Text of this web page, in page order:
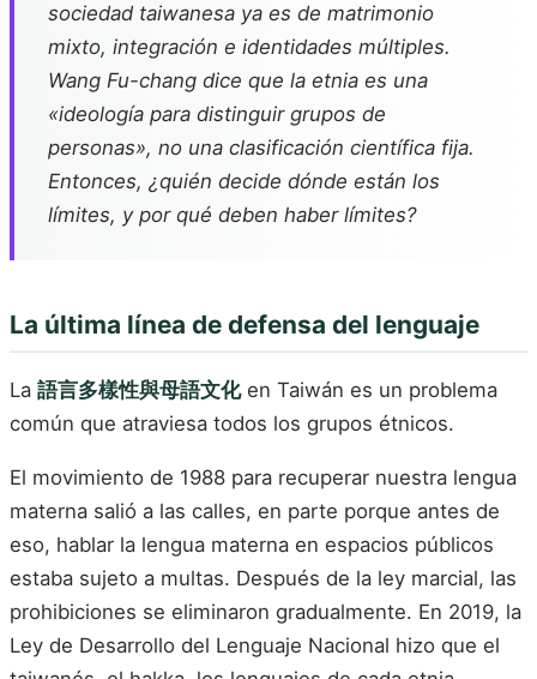
sociedad taiwanesa ya es de matrimonio
mixto, integración e identidades múltiples.
Wang Fu-chang dice que la etnia es una
«ideología para distinguir grupos de
personas», no una clasificación científica fija.
Entonces, ¿quién decide dónde están los
límites, y por qué deben haber límites?
La última línea de defensa del lenguaje
La 語言多樣性與母語文化en Taiwán es un problema
común que atraviesa todos los grupos étnicos.
El movimiento de 1988 para recuperar nuestra lengua
materna salió a las calles, en parte porque antes de
eso, hablar la lengua materna en espacios públicos
estaba sujeto a multas. Después de la ley marcial, las
prohibiciones se eliminaron gradualmente. En 2019, la
Ley de Desarrollo del Lenguaje Nacional hizo que el